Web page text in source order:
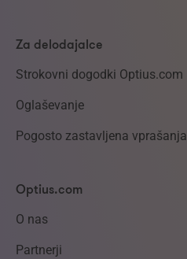
Za delodajalce
Strokovni dogodki Optius.com
Oglaševanje
Pogosto zastavljena vprašanja
Optius.com
O nas
Partnerji